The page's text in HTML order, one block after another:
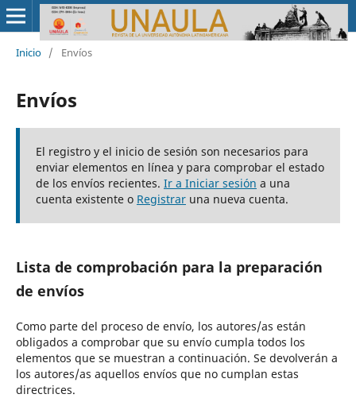
Inicio / Envíos
Envíos
El registro y el inicio de sesión son necesarios para
enviar elementos en línea y para comprobar el estado
de los envíos recientes. Ir a Iniciar sesión a una
cuenta existente o Registraruna nueva cuenta.
Lista de comprobación para la preparación
de envíos
Como parte del proceso de envío, los autores/as están
obligados a comprobar que su envío cumpla todos los
elementos que se muestran a continuación. Se devolverán a
los autores/as aquellos envíos que no cumplan estas
directrices.